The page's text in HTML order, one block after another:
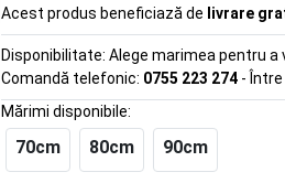
Acest produs beneficiază de livrare
Disponibilitate: Alege marimea pentru a
Comandă telefonic: 0755 223 274 -
Mărimi disponibile:
70cm 80cm 90cm